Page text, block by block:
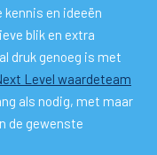
kennis en ideeën
blik en extra
druk genoeg is met
Level waardeteam
als nodig, met maar
de gewenste